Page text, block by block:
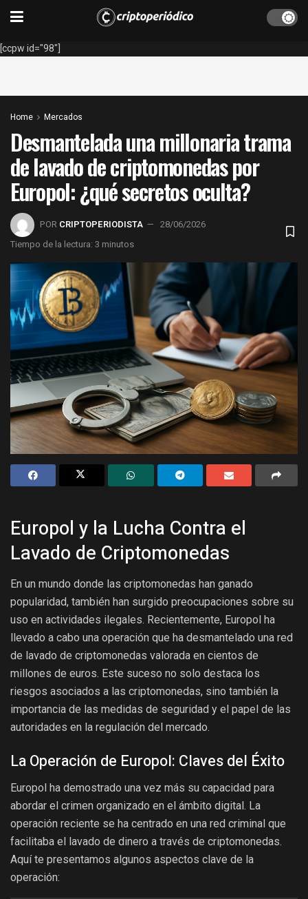
[ccpw id="98"]
Home Mercados
Desmantelada una millonaria trama
de lavado de criptomonedas por
Europol: ¿qué secretos oculta?
POR CRIPTOPERIODISTA
28/06/2026
Tiempo de la lectura: 3 minutos
Europol y la Lucha Contra el
Lavado de Criptomonedas
En un mundo donde las criptomonedas han ganado
popularidad, también han surgido preocupaciones sobre su
uso en actividades ilegales. Recientemente, Europol ha
llevado a cabo una operación que ha desmantelado una red
de lavado de criptomonedas valorada en cientos de
millones de euros. Este suceso no solo destaca los
riesgos asociados a las criptomonedas, sino también la
importancia de las medidas de seguridad y el papel de las
autoridades en la regulación del mercado.
La Operación de Europol: Claves del Éxito
Europol ha demostrado una vez más su capacidad para
abordar el crimen organizado en el ámbito digital. La
operación reciente se ha centrado en una red criminal que
facilitaba el lavado de dinero a través de criptomonedas.
Aquí te presentamos algunos aspectos clave de la
operación: